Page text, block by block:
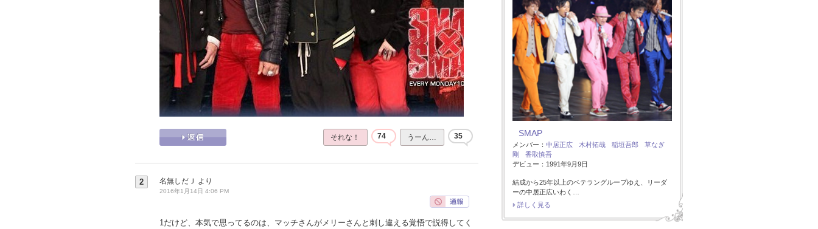
それな！ 74 うーん… 35
2 名無しだＪ より
2016年1月14日 4:06 PM
1だけど、本気で思ってるのは、マッチさんがメリーさんと刺し違える覚悟で説得してく
SMAP
メンバー： 中居正広 木村拓哉 稲垣吾郎
草なぎ
剛
香取慎吾
デビュー：1991年9月9日
結成から25年以上のベテラングループゆえ、リーダ
ーの中居正広いわく…
詳しく見る